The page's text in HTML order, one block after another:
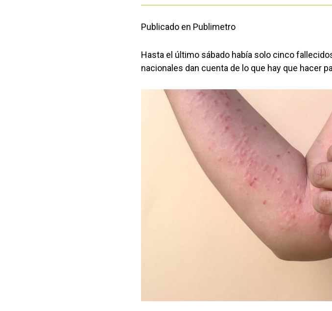
Publicado en Publimetro
Hasta el último sábado había solo cinco
nacionales dan cuenta de lo que hay que hacer